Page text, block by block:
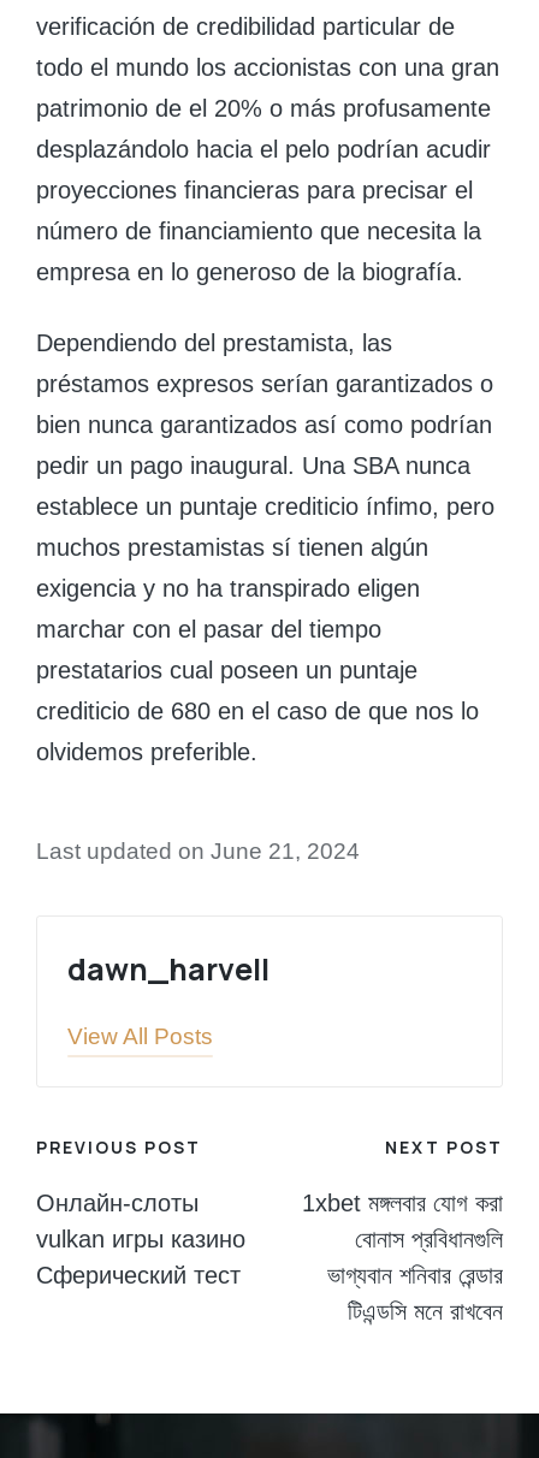
verificación de credibilidad particular de
todo el mundo los accionistas con una gran
patrimonio de el 20% o más profusamente
desplazándolo hacia el pelo podrían acudir
proyecciones financieras para precisar el
número de financiamiento que necesita la
empresa en lo generoso de la biografía.
Dependiendo del prestamista, las
préstamos expresos serían garantizados o
bien nunca garantizados así­ como podrían
pedir un pago inaugural. Una SBA nunca
establece un puntaje crediticio ínfimo, pero
muchos prestamistas sí tienen algún
exigencia y no ha transpirado eligen
marchar con el pasar del tiempo
prestatarios cual poseen un puntaje
crediticio de 680 en el caso de que nos lo
olvidemos preferible.
Last updated on June 21, 2024
dawn_harvell
View All Posts
Post
navigation
PREVIOUS POST
Онлайн-слоты
vulkan игры казино
Сферический тест
NEXT POST
1xbet মঙ্গলবার যোগ করা
বোনাস প্রবিধানগুলি
ভাগ্যবান শনিবার রেন্ডার
টিএন্ডসি মনে রাখবেন